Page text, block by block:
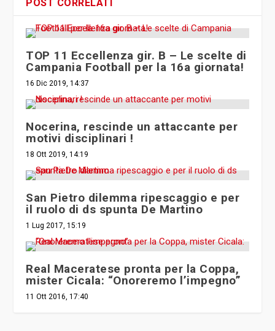
Nocerina, rescinde un attaccante per
motivi disciplinari !
18 Ott 2019, 14:19
San Pietro dilemma ripescaggio e per
il ruolo di ds spunta De Martino
1 Lug 2017, 15:19
Real Maceratese pronta per la Coppa,
mister Cicala: “Onoreremo l’impegno”
11 Ott 2016, 17:40